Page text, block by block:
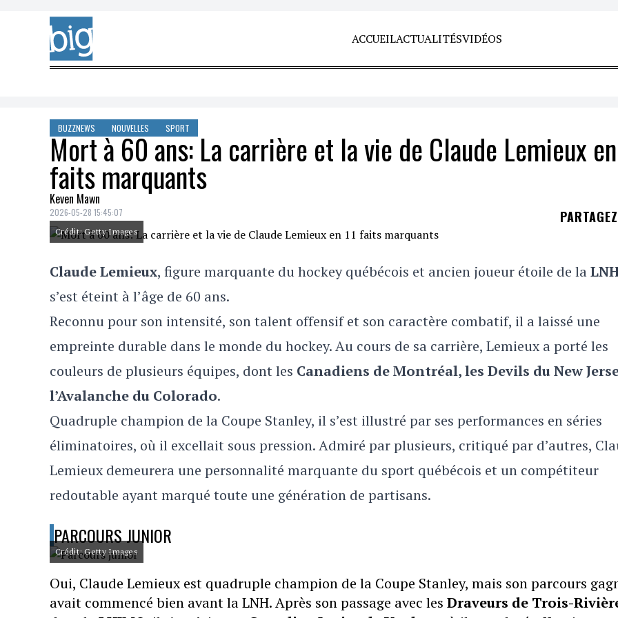
Skip to content
ACCUEILACTUALITÉSVIDÉOS
BUZZNEWS NOUVELLES SPORT
Mort à 60 ans: La carrière et la vie de Claude Lemieux
faits marquants
Keven Mawn
2026-05-28 15:45:07 PARTAGEZ
Crédit: Getty Images
Claude Lemieux, figure marquante du hockey québécois et ancien joueur étoile de la
s’est éteint à l’âge de 60 ans.
Reconnu pour son intensité, son talent offensif et son caractère combatif, il a laissé une
empreinte durable dans le monde du hockey. Au cours de sa carrière, Lemieux a porté les
couleurs de plusieurs équipes, dont les Canadiens de Montréal, les Devils du New
l’Avalanche du Colorado.
Quadruple champion de la Coupe Stanley, il s’est illustré par ses performances en séries
éliminatoires, où il excellait sous pression. Admiré par plusieurs, critiqué par d’autres,
Lemieux demeurera une personnalité marquante du sport québécois et un compétiteur
redoutable ayant marqué toute une génération de partisans.
PARCOURS JUNIOR
Crédit: Getty Images
Oui, Claude Lemieux est quadruple champion de la Coupe Stanley, mais son parcours
avait commencé bien avant la LNH. Après son passage avec les Draveurs de Trois-